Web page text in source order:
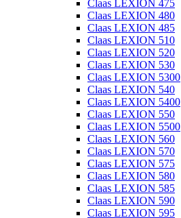
Claas LEXION 475
Claas LEXION 480
Claas LEXION 485
Claas LEXION 510
Claas LEXION 520
Claas LEXION 530
Claas LEXION 5300
Claas LEXION 540
Claas LEXION 5400
Claas LEXION 550
Claas LEXION 5500
Claas LEXION 560
Claas LEXION 570
Claas LEXION 575
Claas LEXION 580
Claas LEXION 585
Claas LEXION 590
Claas LEXION 595